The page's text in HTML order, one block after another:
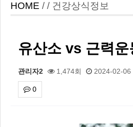
HOME / / 건강상식정보
유산소 vs 근력
관리자2 1,474회 2024-02-06
0